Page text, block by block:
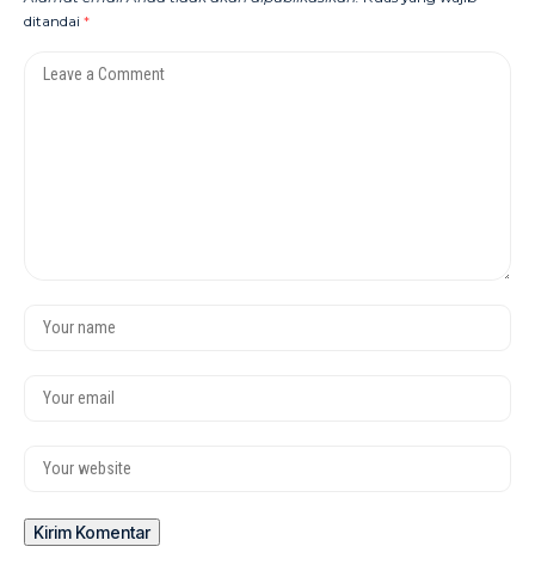
ditandai *